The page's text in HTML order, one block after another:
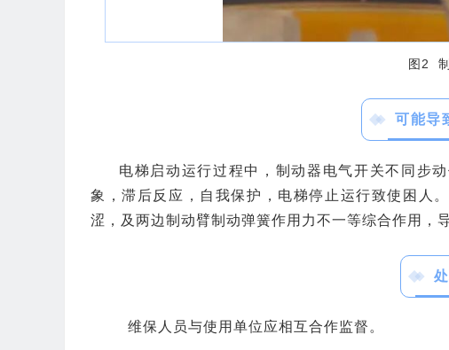
图2
可能导
电梯启动运行过程中，制动器电气开关不同步
象，滞后反应，自我保护，电梯停止运行致使困人
涩，及两边制动臂制动弹簧作用力不一等综合作用，
维保人员与使用单位应相互合作监督。